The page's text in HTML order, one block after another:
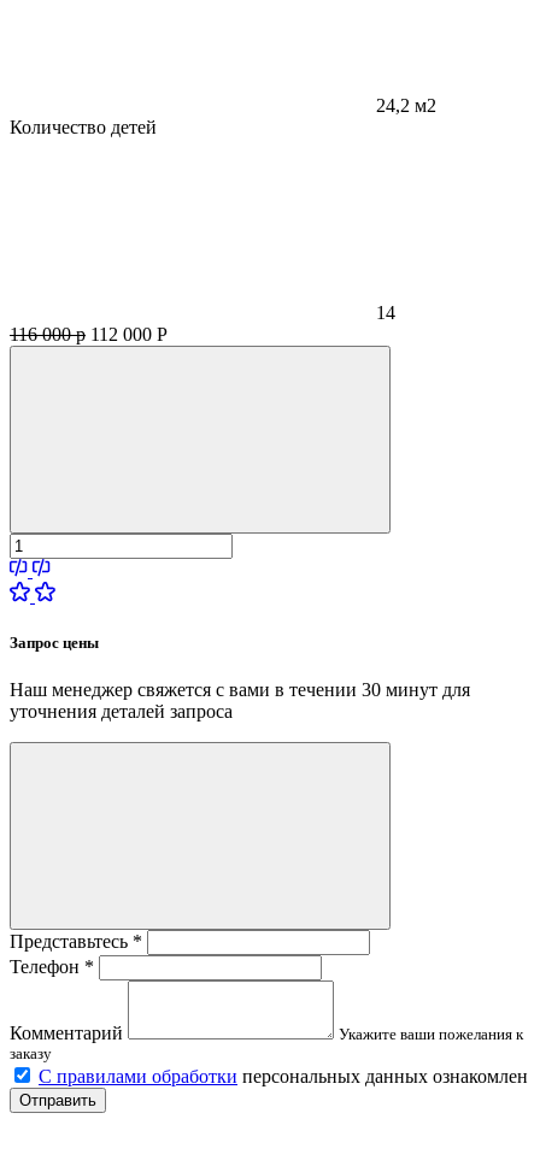
24,2 м2
Количество детей
14
116 000 р 112 000 Р
Запрос цены
Наш менеджер свяжется с вами в течении 30 минут для
уточнения деталей запроса
Представьтесь *
Телефон *
Комментарий
Укажите ваши пожелания к
заказу
С правилами обработки персональных данных ознакомлен
Отправить